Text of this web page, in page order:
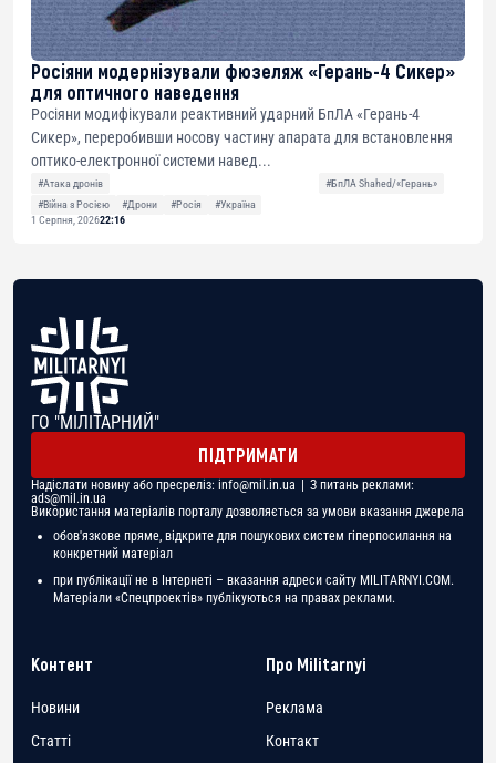
Росіяни модернізували фюзеляж «Герань-4 Сикер»
для оптичного наведення
Росіяни модифікували реактивний ударний БпЛА «Герань-4
Сикер», переробивши носову частину апарата для встановлення
оптико-електронної системи навед...
#Атака дронів
#БпЛА Shahed/«Герань»
#Війна з Росією
#Дрони #Росія
#Україна
1 Серпня, 202622:16
ГО "МІЛІТАРНИЙ"
ПІДТРИМАТИ
Надіслати новину або пресреліз: info@mil.in.ua | З питань реклами:
ads@mil.in.ua
Використання матеріалів порталу дозволяється за умови вказання джерела
обов'язкове пряме, відкрите для пошукових систем гіперпосилання на
конкретний матеріал
при публікації не в Інтернеті – вказання адреси сайту MILITARNYI.COM.
Матеріали «Спецпроектів» публікуються на правах реклами.
Контент
Новини
Статті
Про Militarnyi
Реклама
Контакт